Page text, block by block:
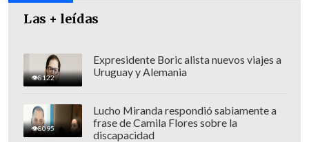
Las + leídas
8122
Expresidente Boric alista nuevos viajes a
Uruguay y Alemania
8095
Lucho Miranda respondió sabiamente a
frase de Camila Flores sobre la
discapacidad